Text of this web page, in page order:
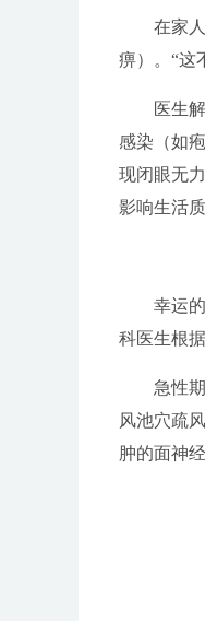
在家
痹）。“这
医生解释
感染（如
现闭眼无
影响生活
幸运的是
科医生根
急性期（
风池穴疏
肿的面神